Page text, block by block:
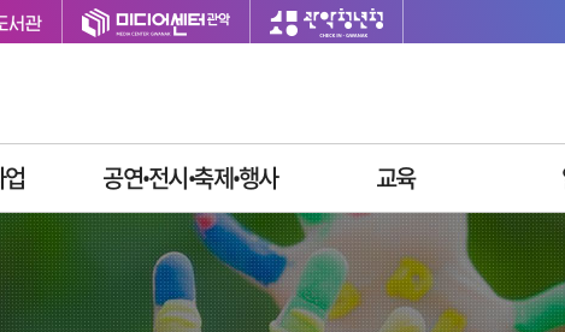
공연ꞏ전시ꞏ축제ꞏ행사
이달의 일정
공연안내
전시안내
교육
싱글벙글교육센터